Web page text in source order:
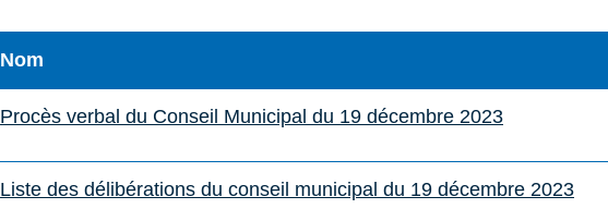
Nom
Procès verbal du Conseil Municipal du 19 décembre 2023
Liste des délibérations du conseil municipal du 19 décembre 2023